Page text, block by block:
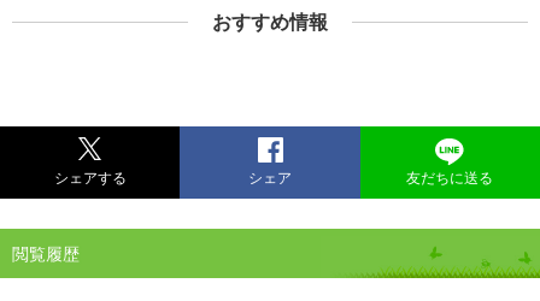
おすすめ情報
シェアする シェア 友だちに送る
閲覧履歴